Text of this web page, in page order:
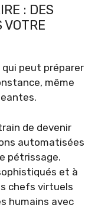
: DES
VOTRE
peut préparer
même
de devenir
automatisées
pétrissage.
et à
chefs virtuels
humains avec